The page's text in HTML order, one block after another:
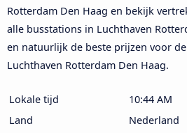
Rotterdam Den Haag en bekijk
alle busstations in Luchthaven
en natuurlijk de beste prijzen voor
Luchthaven Rotterdam Den Haag.
Lokale tijd
10:44 AM
Land
Nederland